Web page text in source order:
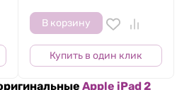
В корзину
Купить в один клик
Apple iPad 2